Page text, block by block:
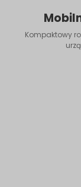
Kompaktowy